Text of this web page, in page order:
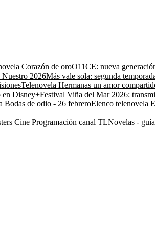
Corazón de oroO11CE: nueva
2026Más vale sola: segunda
Telenovela Hermanas un amor
en Disney+Festival Viña del Mar 2026:
Bodas de odio - 26 febreroElenco telenovela
Cine Programación canal TLNovelas -